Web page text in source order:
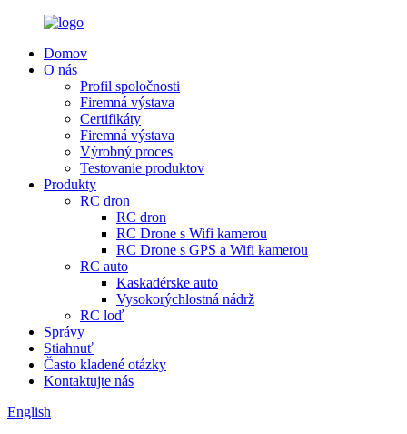
Domov
O nás
Profil spoločnosti
Firemná výstava
Certifikáty
Firemná výstava
Výrobný proces
Testovanie produktov
Produkty
RC dron
RC dron
RC Drone s Wifi kamerou
RC Drone s GPS a Wifi kamerou
RC auto
Kaskadérske auto
Vysokorýchlostná nádrž
RC loď
Správy
Stiahnuť
Často kladené otázky
Kontaktujte nás
English